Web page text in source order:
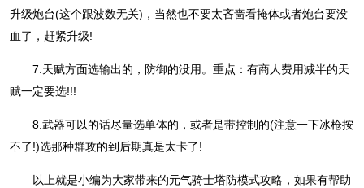
升级炮台(这个跟波数无关)，当然也不要太吝啬看掩体或者炮台要没
血了，赶紧升级!
7.天赋方面选输出的，防御的没用。重点：有商人费用减半的天
赋一定要选!!!
8.武器可以的话尽量选单体的，或者是带控制的(注意一下冰枪按
不了!)选那种群攻的到后期真是太卡了!
以上就是小编为大家带来的元气骑士塔防模式攻略，如果有帮助